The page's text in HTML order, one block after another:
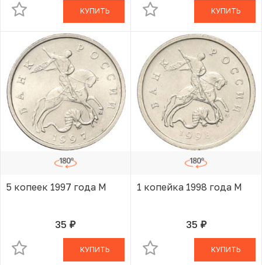
КУПИТЬ КУПИТЬ
5 копеек 1997 года М
35 руб.В КОРЗИНЕ
КУПИТЬ
1 копейка 1998 года М
35 руб.В КОРЗИНЕ
КУПИТЬ